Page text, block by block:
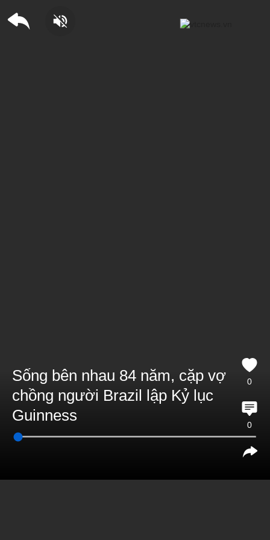
Sống bên nhau 84 năm, cặp vợ
chồng người Brazil lập Kỷ lục
Guinness
0
0